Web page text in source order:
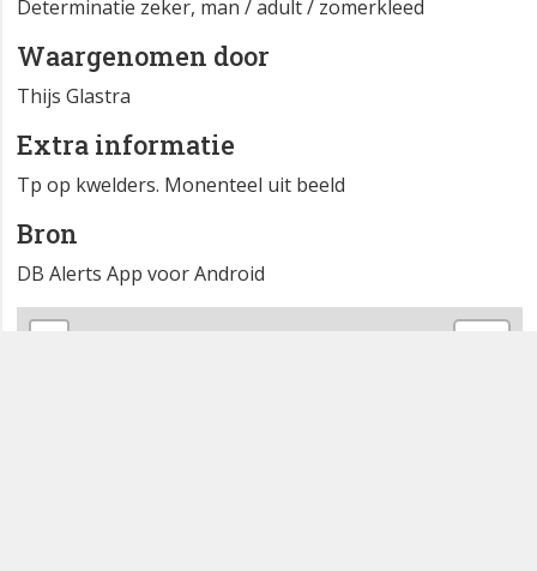
Determinatie zeker, man / adult / zomerkleed
Waargenomen door
Thijs Glastra
Extra informatie
Tp op kwelders. Monenteel uit beeld
Bron
DB Alerts App voor Android